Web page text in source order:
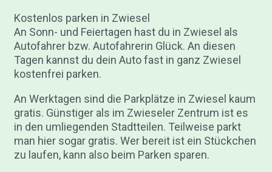
Kostenlos parken in Zwiesel
An Sonn- und Feiertagen hast du in Zwiesel als
Autofahrer bzw. Autofahrerin Glück. An diesen
Tagen kannst du dein Auto fast in ganz Zwiesel
kostenfrei parken.
An Werktagen sind die Parkplätze in Zwiesel kaum
gratis. Günstiger als im Zwieseler Zentrum ist es
in den umliegenden Stadtteilen. Teilweise parkt
man hier sogar gratis. Wer bereit ist ein Stückchen
zu laufen, kann also beim Parken sparen.